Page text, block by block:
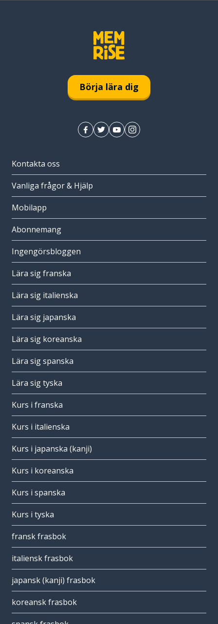
Börja lära dig
Kontakta oss
Vanliga frågor & Hjälp
Mobilapp
Abonnemang
Ingengörsbloggen
Lära sig franska
Lära sig italienska
Lära sig japanska
Lära sig koreanska
Lära sig spanska
Lära sig tyska
Kurs i franska
Kurs i italienska
Kurs i japanska (kanji)
Kurs i koreanska
Kurs i spanska
Kurs i tyska
fransk frasbok
italiensk frasbok
japansk (kanji) frasbok
koreansk frasbok